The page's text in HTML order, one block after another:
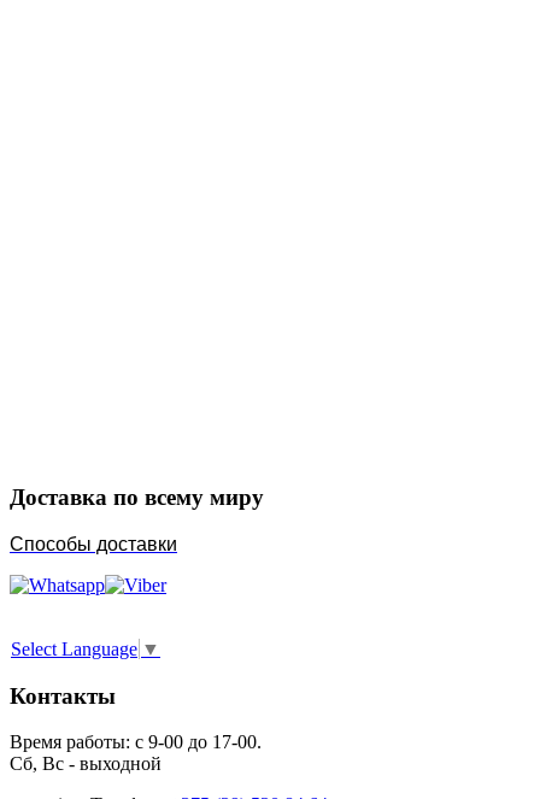
Доставка по всему миру
Способы доставки
Select Language ▼
Контакты
Время работы: с 9-00 до 17-00.
Сб, Вс - выходной